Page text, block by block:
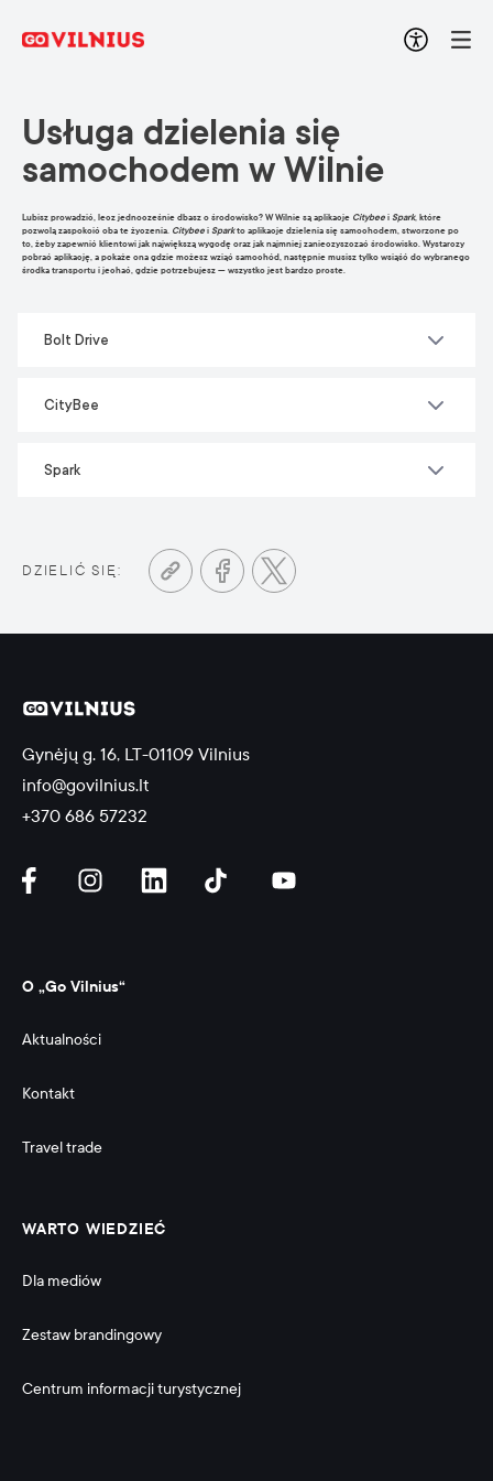
Usługa dzielenia się
samochodem w Wilnie
Lubisz prowadzić, lecz jednocześnie dbasz o środowisko? W Wilnie są aplikacje Citybee i Spark, które
pozwolą zaspokoić oba te życzenia. Citybee i Sparkto aplikacje dzielenia się samochodem, stworzone po
to, żeby zapewnić klientowi jak największą wygodę oraz jak najmniej zanieczyszczać środowisko. Wystarczy
pobrać aplikację, a pokaże ona gdzie możesz wziąć samochód, następnie musisz tylko wsiąść do wybranego
środka transportu i jechać, gdzie potrzebujesz — wszystko jest bardzo proste.
Bolt Drive
CityBee
Spark
DZIELIĆ SIĘ:
Gynėjų g. 16, LT-01109 Vilnius
info@govilnius.lt
+370 686 57232
O „Go Vilnius“
Aktualności
Kontakt
Travel trade
WARTO WIEDZIEĆ
Dla mediów
Zestaw brandingowy
Centrum informacji turystycznej